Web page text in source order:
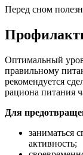
Перед сном
Оптимальный
правильному
рекомендуется
рациона питания
Для
заниматься
активность;